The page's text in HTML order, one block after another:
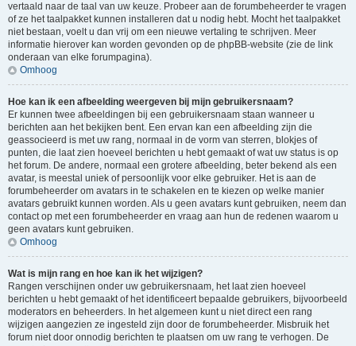
vertaald naar de taal van uw keuze. Probeer aan de forumbeheerder te vragen
of ze het taalpakket kunnen installeren dat u nodig hebt. Mocht het taalpakket
niet bestaan, voelt u dan vrij om een nieuwe vertaling te schrijven. Meer
informatie hierover kan worden gevonden op de phpBB-website (zie de link
onderaan van elke forumpagina).
Omhoog
Hoe kan ik een afbeelding weergeven bij mijn gebruikersnaam?
Er kunnen twee afbeeldingen bij een gebruikersnaam staan wanneer u
berichten aan het bekijken bent. Een ervan kan een afbeelding zijn die
geassocieerd is met uw rang, normaal in de vorm van sterren, blokjes of
punten, die laat zien hoeveel berichten u hebt gemaakt of wat uw status is op
het forum. De andere, normaal een grotere afbeelding, beter bekend als een
avatar, is meestal uniek of persoonlijk voor elke gebruiker. Het is aan de
forumbeheerder om avatars in te schakelen en te kiezen op welke manier
avatars gebruikt kunnen worden. Als u geen avatars kunt gebruiken, neem dan
contact op met een forumbeheerder en vraag aan hun de redenen waarom u
geen avatars kunt gebruiken.
Omhoog
Wat is mijn rang en hoe kan ik het wijzigen?
Rangen verschijnen onder uw gebruikersnaam, het laat zien hoeveel
berichten u hebt gemaakt of het identificeert bepaalde gebruikers, bijvoorbeeld
moderators en beheerders. In het algemeen kunt u niet direct een rang
wijzigen aangezien ze ingesteld zijn door de forumbeheerder. Misbruik het
forum niet door onnodig berichten te plaatsen om uw rang te verhogen. De